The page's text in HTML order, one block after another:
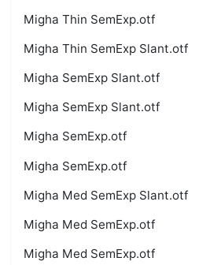
Migha Thin SemExp.otf
Migha Thin SemExp Slant.otf
Migha SemExp Slant.otf
Migha SemExp Slant.otf
Migha SemExp.otf
Migha SemExp.otf
Migha Med SemExp Slant.otf
Migha Med SemExp.otf
Migha Med SemExp.otf